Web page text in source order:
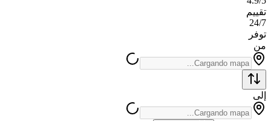
تقييم
24/7
توفر
من
إلى